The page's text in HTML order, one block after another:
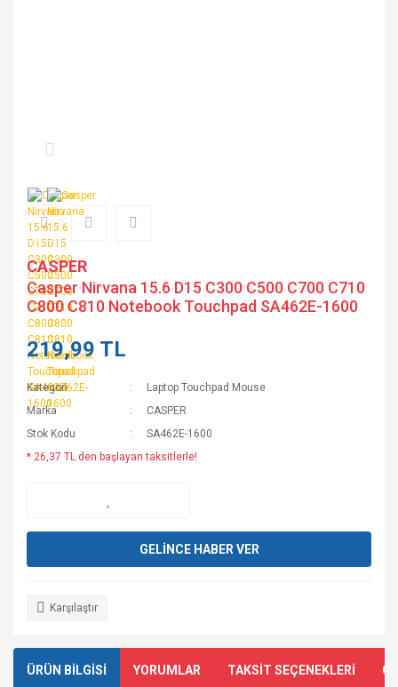
CASPER
Casper Nirvana 15.6 D15 C300 C500 C700 C710
C800 C810 Notebook Touchpad SA462E-1600
219,99 TL
Kategori
Laptop Touchpad Mouse
Marka
CASPER
Stok Kodu
SA462E-1600
* 26,37 TL den başlayan taksitlerle!
GELİNCE HABER VER
Karşılaştır
ÜRÜN BİLGİSİ YORUMLAR TAKSİT SEÇENEKLERİ